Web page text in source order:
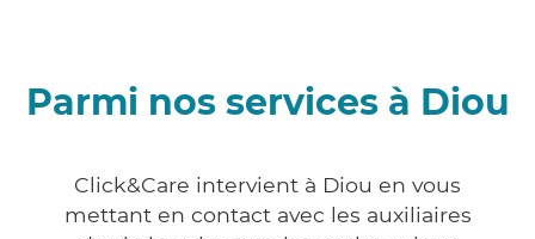
Parmi nos services à Diou
Click&Care intervient à Diou en vous
mettant en contact avec les auxiliaires